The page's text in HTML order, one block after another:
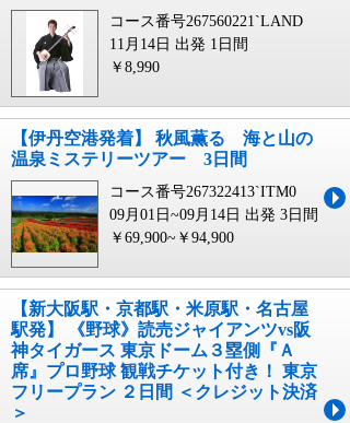
コース番号267560221`LAND
11月14日 出発 1日間
￥8,990
【伊丹空港発着】 秋風薫る 海と山の
温泉ミステリーツアー 3日間
コース番号267322413`ITM0
09月01日~09月14日 出発 3日間
￥69,900~￥94,900
【新大阪駅・京都駅・米原駅・名古屋
駅発】 《野球》読売ジャイアンツvs阪
神タイガース 東京ドーム３塁側『Ａ
席』プロ野球 観戦チケット付き！ 東京
フリープラン ２日間 ＜クレジット決済
＞